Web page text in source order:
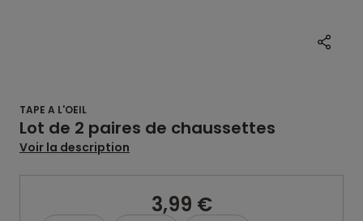
TAPE A L'OEIL
Lot de 2 paires de chaussettes
Voir la description
3,99 €